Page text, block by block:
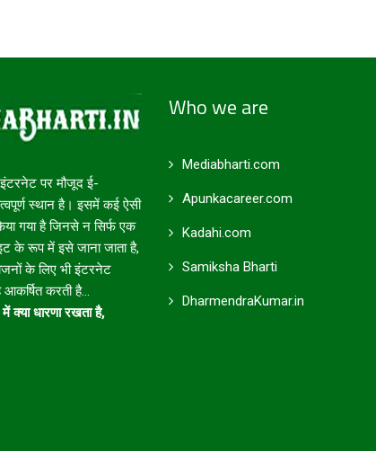
इंटरनेट पर मौजूद ई-
स्थान है। इसमें कई ऐसी
गया है जिनसे न सिर्फ एक
के रूप में इसे जाना जाता है,
के लिए भी इंटरनेट
करती है...
में क्या धारणा रखता है,
Who we are
Mediabharti.com
Apunkacareer.com
Kadahi.com
Samiksha Bharti
DharmendraKumar.in